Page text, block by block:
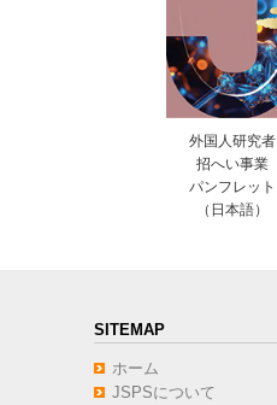
外国人研究者
招へい事業
パンフレット
（日本語）
SITEMAP
ホーム
JSPSについて